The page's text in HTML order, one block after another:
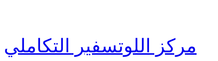
مركز اللوتسفير التكاملي